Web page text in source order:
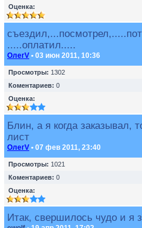
Оценка:
.....оплатил.....
ОлегV • 03 июн 2011, 10:36
Просмотры: 1302
Коментариев: 0
Оценка:
Блин, а я когда заказывал,
лист
ОлегV • 07 фев 2011, 23:40
Просмотры: 1021
Коментариев: 0
Оценка:
Итак, свершилось чудо и я